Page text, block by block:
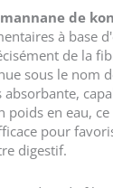
de
à base
de la
sous le nom
absorbante,
poids en eau,
pour
digestif.